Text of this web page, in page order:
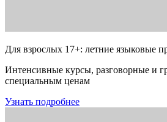
Для взрослых 17+: летние языковые
Интенсивные курсы, разговорные и
специальным ценам
Узнать подробнее